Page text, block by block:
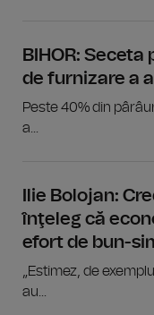
BIHOR:
de furnizare a
Peste 40% din
a...
Ilie Bolojan:
înţeleg că
efort de bun-
„Estimez, de
au...